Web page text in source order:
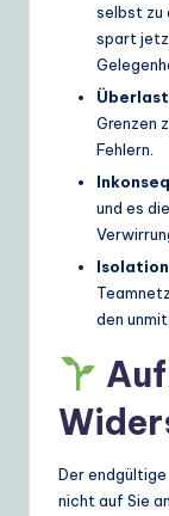
selbst zu
spart
Grenzen
Fehlern.
und es
den
Der
nicht auf Sie